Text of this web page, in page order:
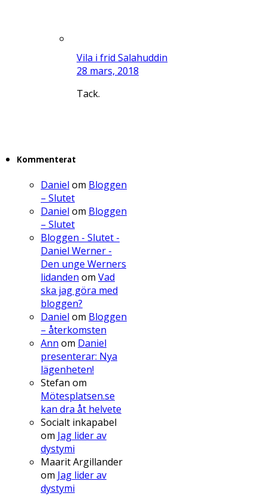
Vila i frid Salahuddin
28 mars, 2018
Tack.
Kommenterat
Daniel om Bloggen
– Slutet
Daniel om Bloggen
– Slutet
Bloggen - Slutet -
Daniel Werner -
Den unge Werners
lidanden om Vad
ska jag göra med
bloggen?
Daniel om Bloggen
– återkomsten
Ann om Daniel
presenterar: Nya
lägenheten!
Stefan om
Mötesplatsen.se
kan dra åt helvete
Socialt inkapabel
om Jag lider av
dystymi
Maarit Argillander
om Jag lider av
dystymi